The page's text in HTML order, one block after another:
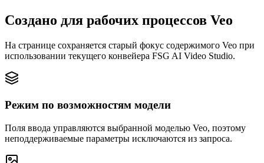
Создано для рабочих процессов Veo
На странице сохраняется старый фокус содержимого Veo при
использовании текущего конвейера FSG AI Video Studio.
Режим по возможностям модели
Поля ввода управляются выбранной моделью Veo, поэтому
неподдерживаемые параметры исключаются из запроса.